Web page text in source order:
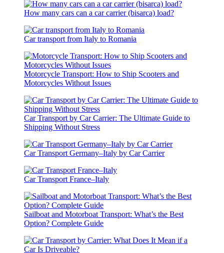
How many cars can a car carrier (bisarca) load?
Car transport from Italy to Romania
Motorcycle Transport: How to Ship Scooters and
Motorcycles Without Issues
Car Transport by Car Carrier: The Ultimate Guide to
Shipping Without Stress
Car Transport Germany–Italy by Car Carrier
Car Transport France–Italy
Sailboat and Motorboat Transport: What’s the Best
Option? Complete Guide